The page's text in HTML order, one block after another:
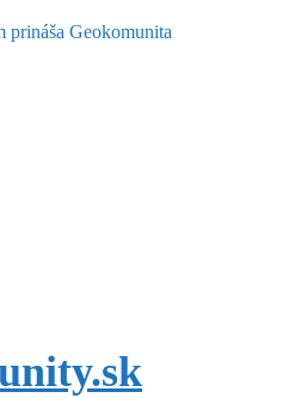
prináša Geokomunita